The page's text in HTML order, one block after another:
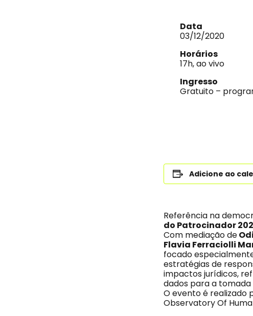
Data
03/12/2020
Horários
17h, ao vivo
Ingresso
Gratuito –
Adicione ao
Referência na
do Patrocinador
Com mediação de
Flavia Ferraciolli
focado
estratégias de
impactos jurídicos,
dados para a tomada
O evento é realizado
Observatory Of